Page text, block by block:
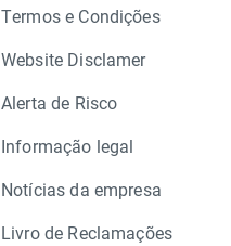
Termos e Condições
Website Disclamer
Alerta de Risco
Informação legal
Notícias da empresa
Livro de Reclamações